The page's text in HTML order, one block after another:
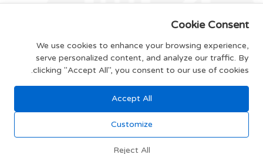
צרפו אותי
תקנון האתר
Cookie Consent
We use cookies to enhance your browsing experience,
serve personalized content, and analyze our traffic. By
clicking "Accept All", you consent to our use of cookies.
Accept All
Customize
Reject All